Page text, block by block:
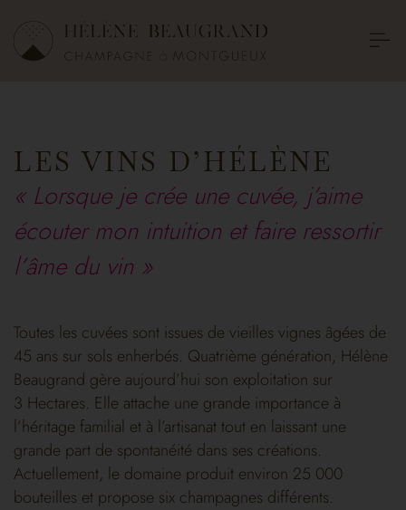
LES VINS D’HÉLÈNE
« Lorsque je crée une cuvée, j’aime
écouter mon intuition et faire ressortir
l’âme du vin »
Toutes les cuvées sont issues de vieilles vignes âgées de
45 ans sur sols enherbés. Quatrième génération, Hélène
Beaugrand gère aujourd’hui son exploitation sur
3 Hectares. Elle attache une grande importance à
l’héritage familial et à l’artisanat tout en laissant une
grande part de spontanéité dans ses créations.
Actuellement, le domaine produit environ 25 000
bouteilles et propose six champagnes différents.